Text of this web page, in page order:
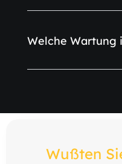
Welche Wartung
Wußten